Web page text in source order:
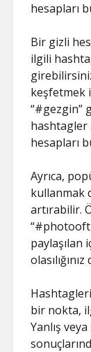
hesapları
Bir gizli
ilgili
keşfetmek
“#gezgin”
hashtagler
hesapları
Ayrıca,
kullanmak
artırabilir.
paylaşılan
bir nokta,
Yanlış